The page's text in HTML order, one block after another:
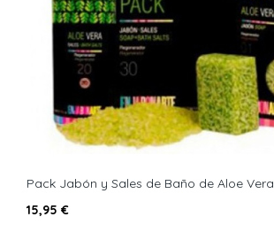
Pack Jabón y Sales de Baño de Aloe Vera
15,95 €